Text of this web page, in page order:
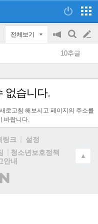
전체보기
공
지
on/off
검
색
글
쓰
기
10추글
없습니다.
로고침 해보시고 페이지의 주소를
바랍니다.
링크
설정
청소년보호정책
안내
▲